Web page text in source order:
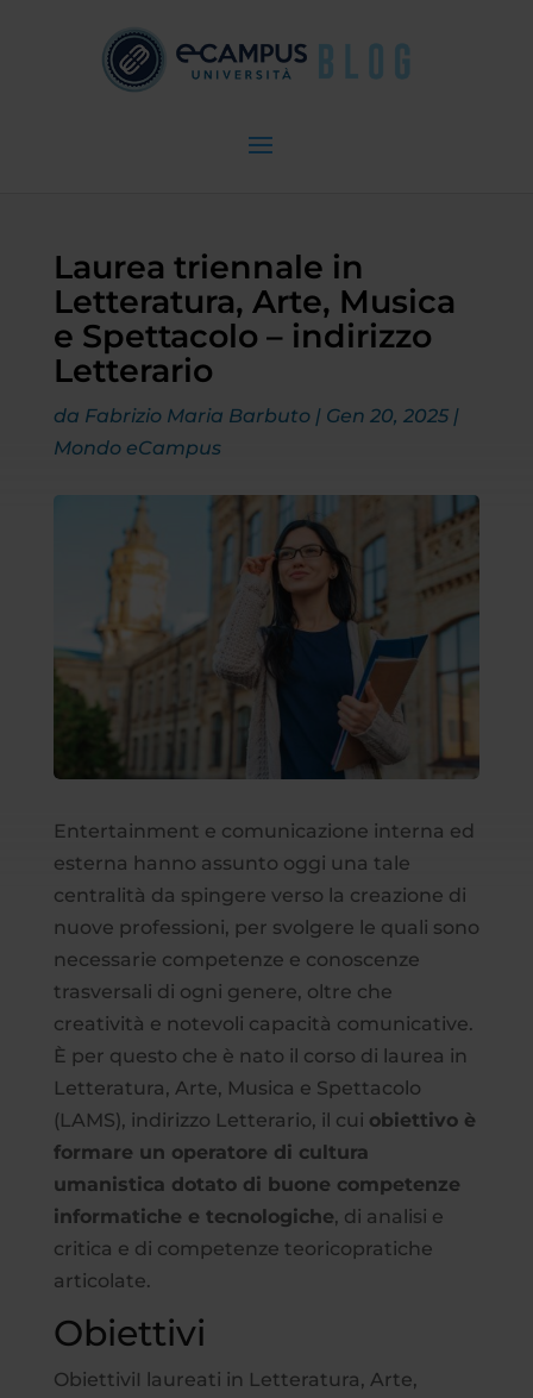
Laurea triennale in
Letteratura, Arte, Musica
e Spettacolo – indirizzo
Letterario
da Fabrizio Maria Barbuto| Gen 20, 2025|
Mondo eCampus
Entertainment e comunicazione interna ed
esterna hanno assunto oggi una tale
centralità da spingere verso la creazione di
nuove professioni, per svolgere le quali sono
necessarie competenze e conoscenze
trasversali di ogni genere, oltre che
creatività e notevoli capacità comunicative.
È per questo che è nato il corso di laurea in
Letteratura, Arte, Musica e Spettacolo
(LAMS), indirizzo Letterario, il cui obiettivo è
formare un operatore di cultura
umanistica dotato di buone competenze
informatiche e tecnologiche, di analisi e
critica e di competenze teoricopratiche
articolate.
Obiettivi
ObiettiviI laureati in Letteratura, Arte,